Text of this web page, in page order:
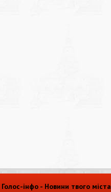
Голос-інфо - Новини твого міста